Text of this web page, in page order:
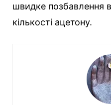
швидке позбавлення
кількості ацетону.